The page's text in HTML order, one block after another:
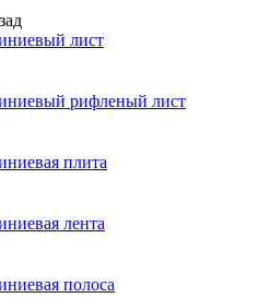
лист
рифленый лист
плита
лента
полоса